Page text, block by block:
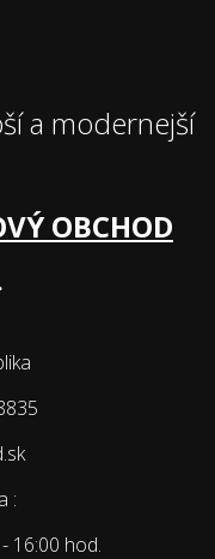
a modernejší
OBCHOD
:
16:00 hod.